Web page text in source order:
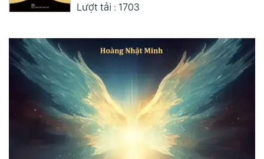
Lượt tải : 1703